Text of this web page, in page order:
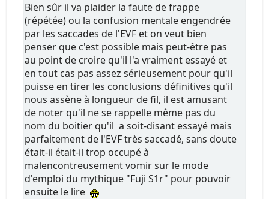
Bien sûr il va plaider la faute de frappe
(répétée) ou la confusion mentale engendrée
par les saccades de l'EVF et on veut bien
penser que c'est possible mais peut-être pas
au point de croire qu'il l'a vraiment essayé et
en tout cas pas assez sérieusement pour qu'il
puisse en tirer les conclusions définitives qu'il
nous assène à longueur de fil, il est amusant
de noter qu'il ne se rappelle même pas du
nom du boitier qu'il a soit-disant essayé mais
parfaitement de l'EVF très saccadé, sans doute
était-il était-il trop occupé à
malencontreusement vomir sur le mode
d'emploi du mythique "Fuji S1r" pour pouvoir
ensuite le lire